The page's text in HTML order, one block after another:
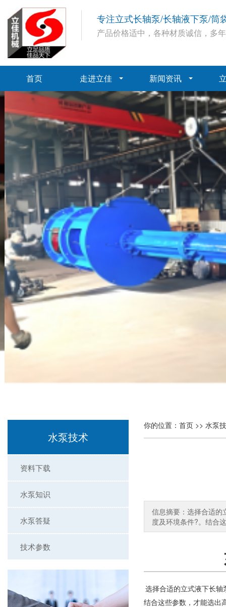
专注立式长轴泵/长轴液下泵/筒
产品价格适中，各种材质诚信，
首页 走进立佳 新闻资讯
水泵技术
资料下载
水泵知识
水泵答疑
技术参数
你的位置： 首页 >> 水泵
信息摘要：选择合适的
度及环境条件?。结合
选择合适的立式液下长轴
结合这些参数，才能选出